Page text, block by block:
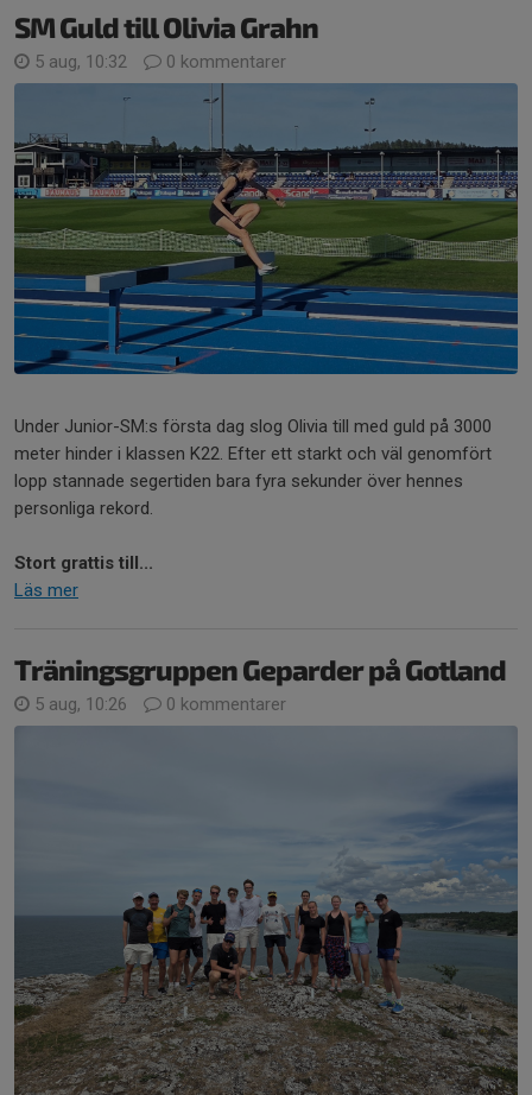
SM Guld till Olivia Grahn
5 aug, 10:32 0 kommentarer
Under Junior-SM:s första dag slog Olivia till med guld på 3000
meter hinder i klassen K22. Efter ett starkt och väl genomfört
lopp stannade segertiden bara fyra sekunder över hennes
personliga rekord.
Stort grattis till...
Läs mer
Träningsgruppen Geparder på Gotland
5 aug, 10:26 0 kommentarer